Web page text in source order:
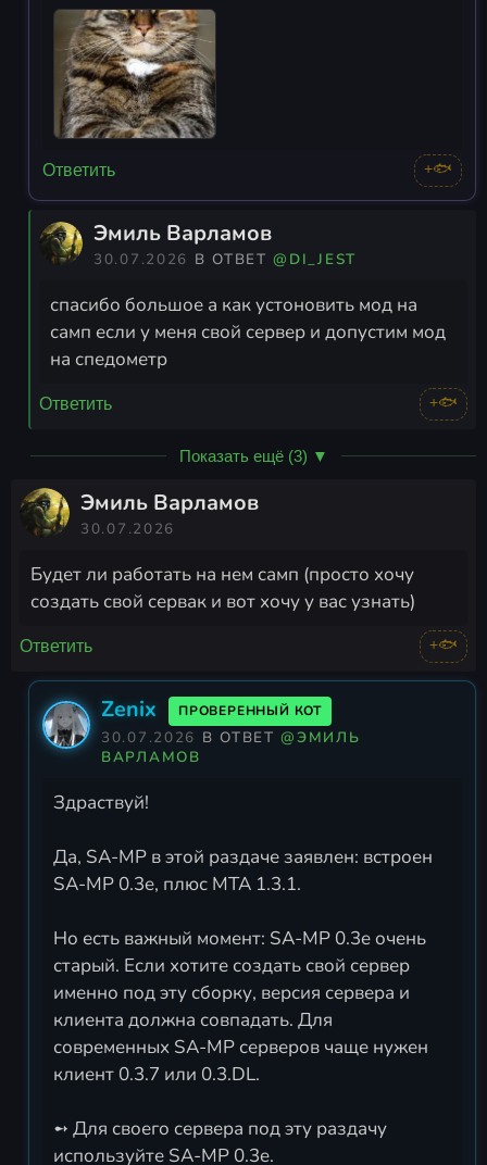
Ответить +🐟
Эмиль Варламов
30.07.2026 В ОТВЕТ@DI_JEST
спасибо большое а как устоновить мод на
самп если у меня свой сервер и допустим мод
на спедометр
Ответить +🐟
Показать ещё (3) ▼
Эмиль Варламов
30.07.2026
Будет ли работать на нем самп (просто хочу
создать свой сервак и вот хочу у вас узнать)
Ответить +🐟
Zenix ПРОВЕРЕННЫЙ КОТ
30.07.2026 В ОТВЕТ@ЭМИЛЬ
ВАРЛАМОВ
Здраствуй!
Да, SA-MP в этой раздаче заявлен: встроен
SA-MP 0.3e, плюс MTA 1.3.1.
Но есть важный момент: SA-MP 0.3e очень
старый. Если хотите создать свой сервер
именно под эту сборку, версия сервера и
клиента должна совпадать. Для
современных SA-MP серверов чаще нужен
клиент 0.3.7 или 0.3.DL.
➻ Для своего сервера под эту раздачу
используйте SA-MP 0.3e.